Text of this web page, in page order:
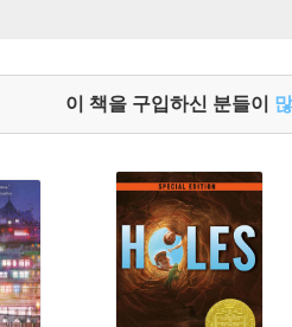
이 책을 구입하신 분들이